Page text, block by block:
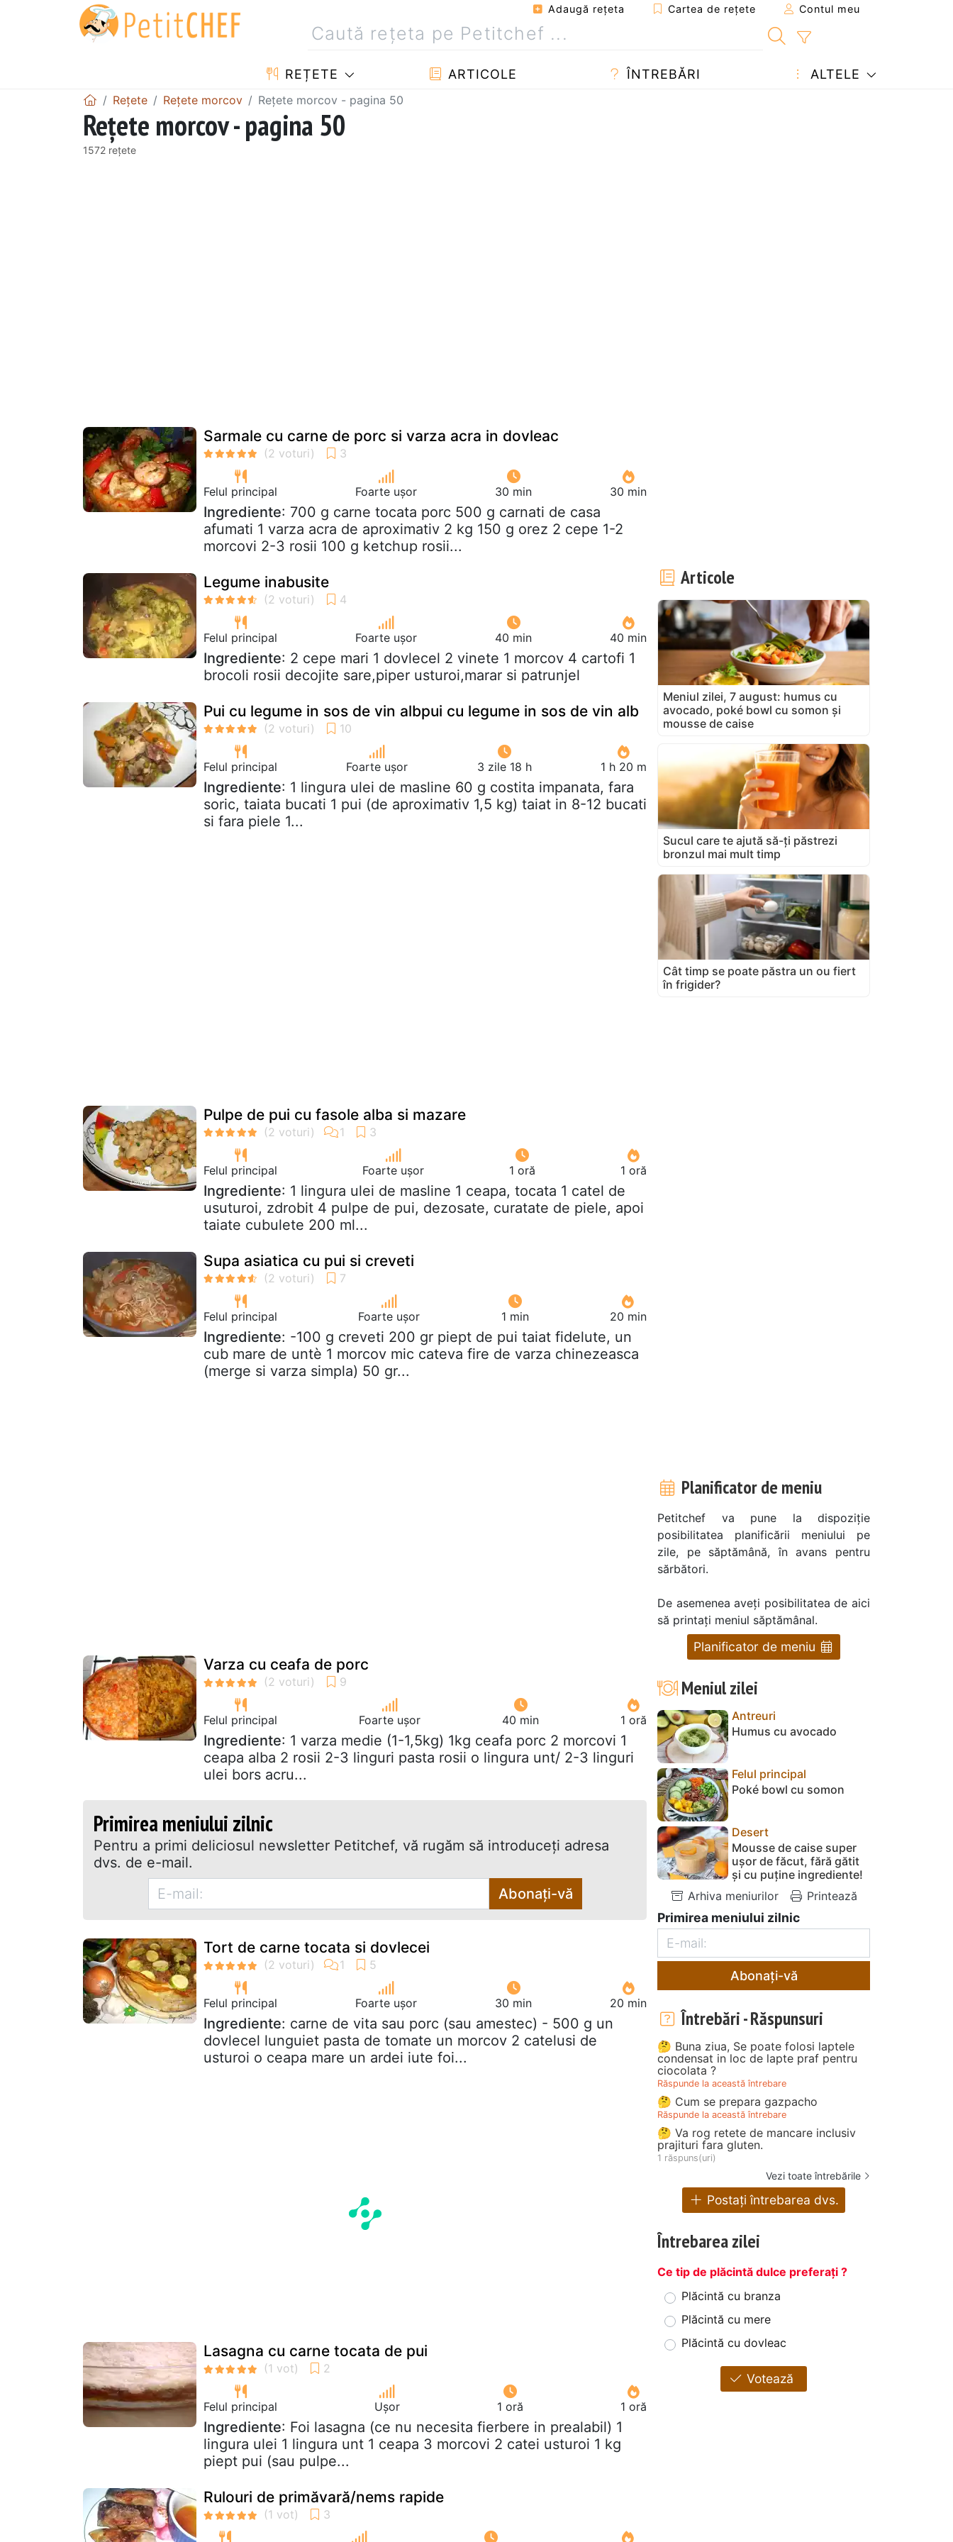
Adaugă reţeta Cartea de rețete Contul meu
REȚETE ARTICOLE ÎNTREBĂRI ALTELE
Rețete Rețete morcov Rețete morcov - pagina 50
Rețete morcov - pagina 50
1572 rețete
Sarmale cu carne de porc si varza acra in dovleac
Felul principal Foarte ușor 30 min 30 min
Ingrediente: 700 g carne tocata porc 500 g carnati de casa
afumati 1 varza acra de aproximativ 2 kg 150 g orez 2 cepe 1-2
morcovi 2-3 rosii 100 g ketchup rosii...
Legume inabusite
Felul principal Foarte ușor 40 min 40 min
Ingrediente: 2 cepe mari 1 dovlecel 2 vinete 1 morcov 4 cartofi 1
brocoli rosii decojite sare,piper usturoi,marar si patrunjel
Pui cu legume in sos de vin albpui cu legume in sos de vin alb
Felul principal Foarte ușor 3 zile 18 h 1 h 20 m
Ingrediente: 1 lingura ulei de masline 60 g costita impanata, fara
soric, taiata bucati 1 pui (de aproximativ 1,5 kg) taiat in 8-12 bucati
si fara piele 1...
Pulpe de pui cu fasole alba si mazare
Felul principal Foarte ușor 1 oră 1 oră
Ingrediente: 1 lingura ulei de masline 1 ceapa, tocata 1 catel de
usuturoi, zdrobit 4 pulpe de pui, dezosate, curatate de piele, apoi
taiate cubulete 200 ml...
Supa asiatica cu pui si creveti
Felul principal Foarte ușor 1 min 20 min
Ingrediente: -100 g creveti 200 gr piept de pui taiat fidelute, un
cub mare de untè 1 morcov mic cateva fire de varza chinezeasca
(merge si varza simpla) 50 gr...
Varza cu ceafa de porc
Felul principal Foarte ușor 40 min 1 oră
Ingrediente: 1 varza medie (1-1,5kg) 1kg ceafa porc 2 morcovi 1
ceapa alba 2 rosii 2-3 linguri pasta rosii o lingura unt/ 2-3 linguri
ulei bors acru...
Primirea meniului zilnic
Pentru a primi deliciosul newsletter Petitchef, vă rugăm să introduceţi adresa
dvs. de e-mail.
Abonați-vă
Tort de carne tocata si dovlecei
Felul principal Foarte ușor 30 min 20 min
Ingrediente: carne de vita sau porc (sau amestec) - 500 g un
dovlecel lunguiet pasta de tomate un morcov 2 catelusi de
usturoi o ceapa mare un ardei iute foi...
Lasagna cu carne tocata de pui
Felul principal Ușor 1 oră 1 oră
Ingrediente: Foi lasagna (ce nu necesita fierbere in prealabil) 1
lingura ulei 1 lingura unt 1 ceapa 3 morcovi 2 catei usturoi 1 kg
piept pui (sau pulpe...
Rulouri de primăvară/nems rapide
Articole
Meniul zilei, 7 august: humus cu
avocado, poké bowl cu somon și
mousse de caise
Sucul care te ajută să-ți păstrezi
bronzul mai mult timp
Cât timp se poate păstra un ou fiert
în frigider?
Planificator de meniu
Petitchef va pune la dispoziție
posibilitatea planificării meniului pe
zile, pe săptămână, în avans pentru
sărbători.
De asemenea aveți posibilitatea de aici
să printați meniul săptămânal.
Planificator de meniu
Meniul zilei
Antreuri
Humus cu avocado
Felul principal
Poké bowl cu somon
Desert
Mousse de caise super
ușor de făcut, fără gătit
și cu puține ingrediente!
Arhiva meniurilor
Printează
Primirea meniului zilnic
Abonați-vă
Întrebări - Răspunsuri
🤔 Buna ziua, Se poate folosi laptele
condensat in loc de lapte praf pentru
ciocolata ?
Răspunde la această întrebare
🤔 Cum se prepara gazpacho
Răspunde la această întrebare
🤔 Va rog retete de mancare inclusiv
prajituri fara gluten.
1 răspuns(uri)
Vezi toate întrebările
Postați întrebarea dvs.
Întrebarea zilei
Ce tip de plăcintă dulce preferați ?
Plăcintă cu branza
Plăcintă cu mere
Plăcintă cu dovleac
Votează